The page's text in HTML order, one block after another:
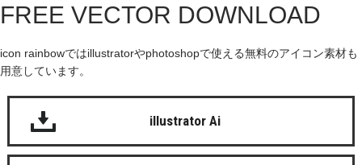
FREE VECTOR DOWNLOAD
icon rainbowではillustratorやphotoshopで使える無料のアイコン素材も
用意しています。
illustrator Ai